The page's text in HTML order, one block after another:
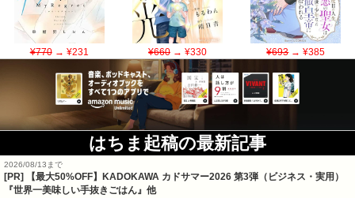
¥770→ ¥231 ¥660→ ¥330 ¥693→ ¥385
はちま起稿の最新記事
2026/08/13まで
[PR]
【最大50%OFF】KADOKAWA カドサマー2026 第3弾（ビジネス・実用）
『世界一美味しい手抜きごはん』他